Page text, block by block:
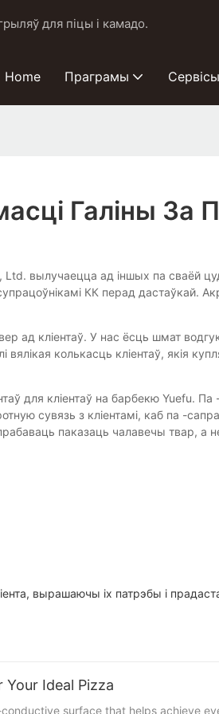
для піцы і камадо.
Home Праграмы Сервісы
Галіны За
Ltd. вылучаецца ад іншых па
КК перад дастаўкай.
кліентаў. У нас ёсць шмат
вялікая колькасць кліентаў,
для кліентаў на барбекю Yuefu.
сувязь з кліентамі, каб па -
паказаць чалавечы твар,
вырашаючы іх патрэбы і
Ideal Pizza